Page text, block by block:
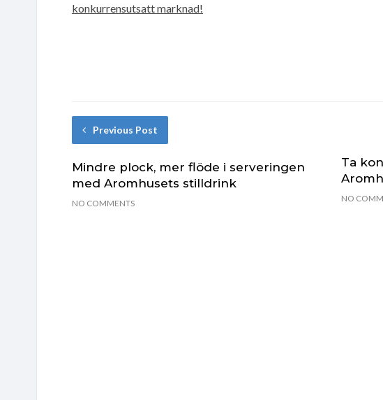
konkurrensutsatt marknad!
Previous Post
Mindre plock, mer flöde i serveringen
med Aromhusets stilldrink
NO COMMENTS
Ta
NO